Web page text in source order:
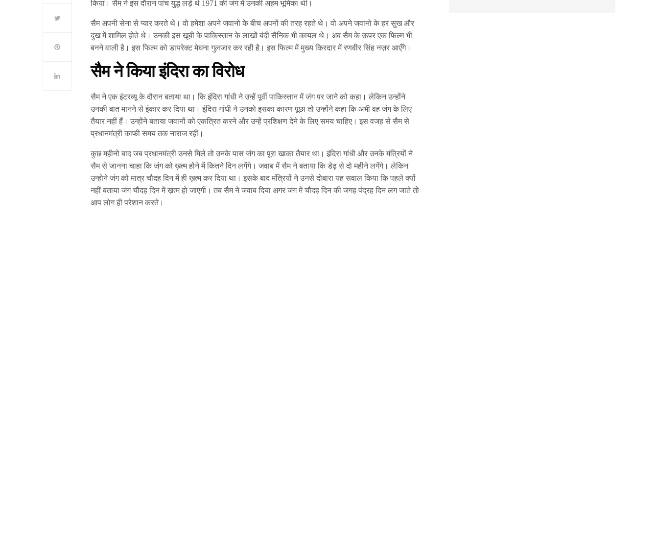
किया। सैम ने इस दौरान पांच युद्ध लड़े थे 1971 की जंग में उनकी अहम भूमिका थी।
सैम अपनी सेना से प्यार करते थे। वो हमेशा अपने जवानो के बीच अपनों की तरह रहते थे। वो अपने जवानो के हर सुख और
दुख में शामिल होते थे। उनकी इस खूबी के पाकिस्तान के लाखों बंदी सैनिक भी कायल थे। अब सैम के ऊपर एक फिल्म भी
बनने वाली है। इस फिल्म को डायरेक्‍ट मेघना गुलजार कर रही है। इस फिल्म में मुख्‍य किरदार में रणवीर सिंह नज़र आएँगे।
सैम ने किया इंदिरा का विरोध
सैम ने एक इंटरव्यू के दौरान बताया था। कि इंदिरा गांधी ने उन्हें पूर्वी पाकिस्तान में जंग पर जाने को कहा। लेकिन उन्होंने
उनकी बात मानने से इंकार कर दिया था। इंदिरा गांधी ने उनको इसका कारण पूछा तो उन्होंने कहा कि अभी वह जंग के लिए
तैयार नहीं हैं। उन्होंने बताया जवानों को एकत्रित करने और उन्हें प्रशिक्षण देने के लिए समय चाहिए। इस वजह से सैम से
प्रधानमंत्री काफी समय तक नाराज रहीं।
कुछ महीनो बाद जब प्रधानमंत्री उनसे मिले तो उनके पास जंग का पूरा खाका तैयार था। इंदिरा गांधी और उनके मंत्रियों ने
सैम से जानना चाहा कि जंग को ख़त्म होने में कितने दिन लगेंगे। जवाब में सैम ने बताया कि डेढ़ से दो महीने लगेंगे। लेकिन
उन्होने जंग को मात्र चौदह दिन में ही ख़त्म कर दिया था। इसके बाद मंत्रियों ने उनसे दोबारा यह सवाल किया कि पहले क्यों
नहीं बताया जंग चौदह दिन में ख़त्म हो जाएगी। तब सैम ने जवाब दिया अगर जंग में चौदह दिन की जगह पंद्रह दिन लग जाते तो
आप लोग ही परेशान करते।